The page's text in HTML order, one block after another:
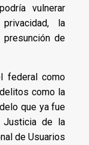
vulnerar
la
de
federal como
como la
que ya fue
Justicia de la
de Usuarios